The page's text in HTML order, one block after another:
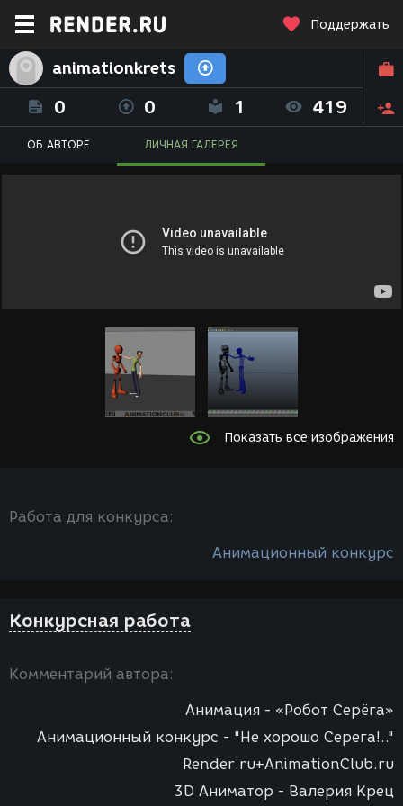
Поддержать
animationkrets
0 0 1 419
ОБ АВТОРЕ ЛИЧНАЯ ГАЛЕРЕЯ
Показать все изображения
Работа для конкурса:
Анимационный конкурс
Конкурсная работа
Комментарий автора:
Анимация - «Робот Серёга»
Анимационный конкурс - "Не хорошо Серега!.."
Render.ru+AnimationClub.ru
3D Аниматор - Валерия Крец